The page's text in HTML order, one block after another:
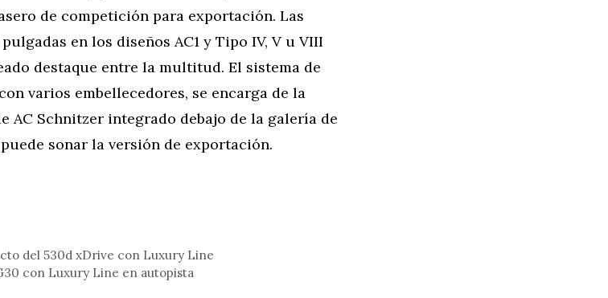
de competición para exportación. Las
en los diseños AC1 y Tipo IV, V u VIII
destaque entre la multitud. El sistema de
varios embellecedores, se encarga de la
AC Schnitzer integrado debajo de la galería de
sonar la versión de exportación.
del 530d xDrive con Luxury Line
con Luxury Line en autopista